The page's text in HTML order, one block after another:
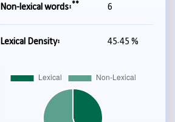
Non-lexical words:** 6
Lexical Density: 45.45 %